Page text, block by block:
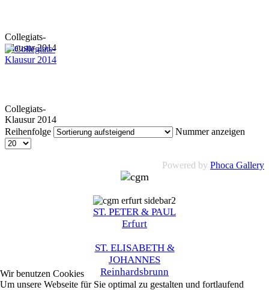
Collegiats-
Klausur 2014
Collegiats-
Klausur 2014
Reihenfolge
Nummer anzeigen
Powered by Phoca Gallery
ST. PETER & PAUL
Erfurt
ST. ELISABETH &
JOHANNES
Reinhardsbrunn
Wir benutzen Cookies
Um unsere Webseite für Sie optimal zu gestalten und fortlaufend